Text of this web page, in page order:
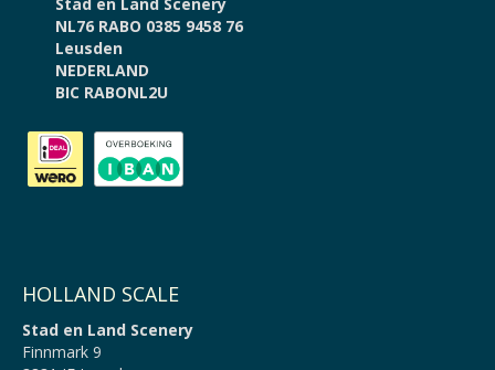
NL76 RABO 0385 9458 76
Leusden
NEDERLAND
BIC RABONL2U
HOLLAND SCALE
Stad en Land Scenery
Finnmark 9